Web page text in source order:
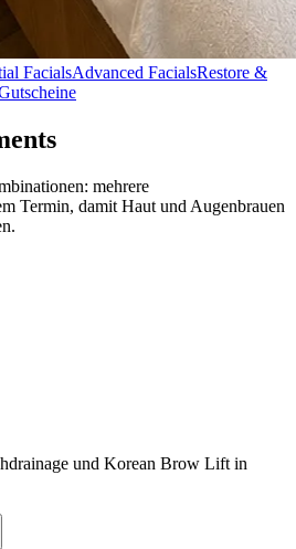
FacialsAdvanced FacialsRestore &
mehrere
Termin, damit Haut und Augenbrauen
und Korean Brow Lift in